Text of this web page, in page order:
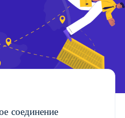
соединение